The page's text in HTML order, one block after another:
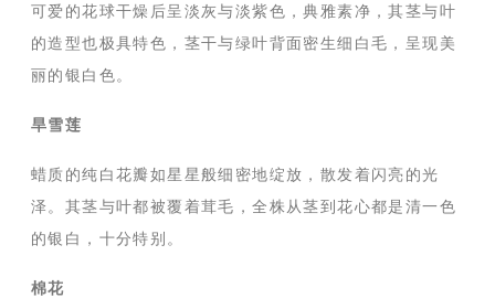
可爱的花球干燥后呈淡灰与淡紫色，典雅素净，其茎与叶
的造型也极具特色，茎干与绿叶背面密生细白毛，呈现美
丽的银白色。
旱雪莲
蜡质的纯白花瓣如星星般细密地绽放，散发着闪亮的光
泽。其茎与叶都被覆着茸毛，全株从茎到花心都是清一色
的银白，十分特别。
棉花